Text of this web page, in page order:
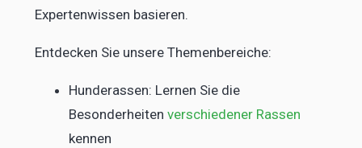
Expertenwissen basieren.
Entdecken Sie unsere Themenbereiche:
Hunderassen: Lernen Sie die
Besonderheiten verschiedener Rassen
kennen